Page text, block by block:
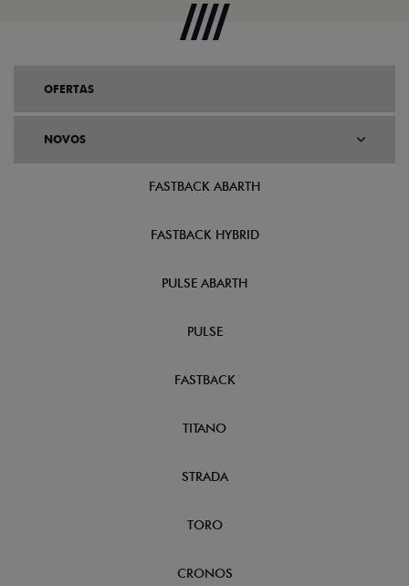
OFERTAS
NOVOS
FASTBACK ABARTH
FASTBACK HYBRID
PULSE ABARTH
PULSE
FASTBACK
TITANO
STRADA
TORO
CRONOS